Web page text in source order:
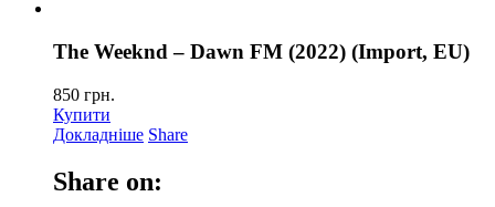
The Weeknd – Dawn FM (2022) (Import, EU)
850 грн.
Купити
Докладніше Share
Share on: